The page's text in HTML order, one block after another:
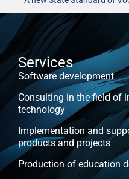
Services
Software development
Consulting in the field of
technology
Implementation and
products and projects
Production of education